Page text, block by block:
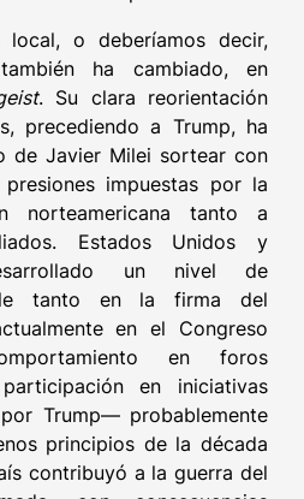
o deberíamos decir,
también ha cambiado, en
. Su clara reorientación
precediendo a Trump, ha
de Javier Milei sortear con
impuestas por la
norteamericana tanto a
Estados Unidos y
un nivel de
tanto en la firma del
en el Congreso
en foros
en iniciativas
Trump— probablemente
principios de la década
contribuyó a la guerra del